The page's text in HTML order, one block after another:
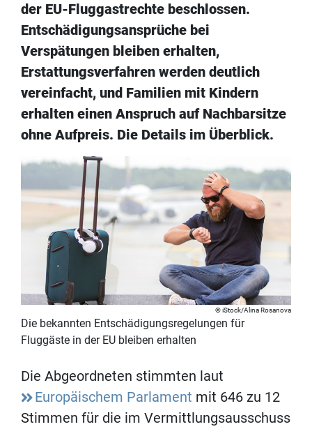
der EU-Fluggastrechte beschlossen.
Entschädigungsansprüche bei
Verspätungen bleiben erhalten,
Erstattungsverfahren werden deutlich
vereinfacht, und Familien mit Kindern
erhalten einen Anspruch auf Nachbarsitze
ohne Aufpreis. Die Details im Überblick.
iStock/Alina Rosanova
Die bekannten Entschädigungsregelungen für
Fluggäste in der EU bleiben erhalten
Die Abgeordneten stimmten laut
Europäischem Parlament mit 646 zu 12
Stimmen für die im Vermittlungsausschuss